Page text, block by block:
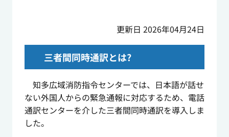
更新日 2026年04月24日
三者間同時通訳とは?
知多広域消防指令センターでは、日本語が話せ
ない外国人からの緊急通報に対応するため、電話
通訳センターを介した三者間同時通訳を導入しま
した。